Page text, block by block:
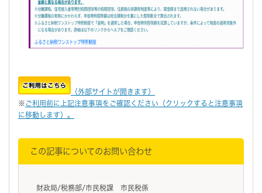
（外部サイトが開きます）
※ ご利用前に上記注意事項をご確認ください（クリックすると注意事項
に移動します）。
この記事についてのお問い合わせ
財政局/税務部/市民税課 市民税係